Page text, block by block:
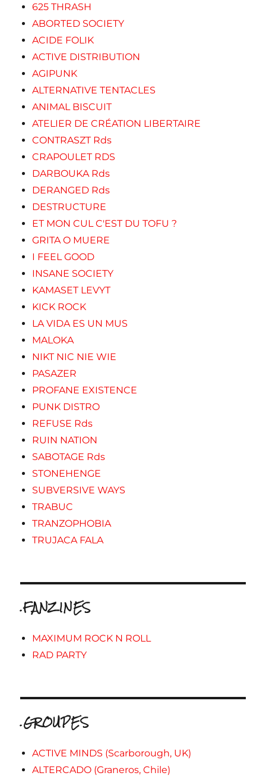
625 THRASH
ABORTED SOCIETY
ACIDE FOLIK
ACTIVE DISTRIBUTION
AGIPUNK
ALTERNATIVE TENTACLES
ANIMAL BISCUIT
ATELIER DE CRÉATION LIBERTAIRE
CONTRASZT Rds
CRAPOULET RDS
DARBOUKA Rds
DERANGED Rds
DESTRUCTURE
ET MON CUL C'EST DU TOFU ?
GRITA O MUERE
I FEEL GOOD
INSANE SOCIETY
KAMASET LEVYT
KICK ROCK
LA VIDA ES UN MUS
MALOKA
NIKT NIC NIE WIE
PASAZER
PROFANE EXISTENCE
PUNK DISTRO
REFUSE Rds
RUIN NATION
SABOTAGE Rds
STONEHENGE
SUBVERSIVE WAYS
TRABUC
TRANZOPHOBIA
TRUJACA FALA
.FANZINES
MAXIMUM ROCK N ROLL
RAD PARTY
.GROUPES
ACTIVE MINDS (Scarborough, UK)
ALTERCADO (Graneros, Chile)